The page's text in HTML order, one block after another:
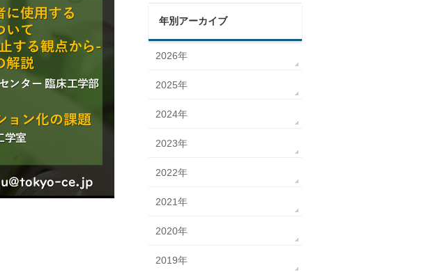
年別アーカイブ
2026年
2025年
2024年
2023年
2022年
2021年
2020年
2019年